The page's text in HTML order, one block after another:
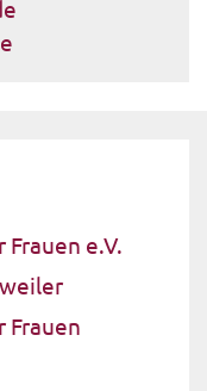
e.V.
Frauen